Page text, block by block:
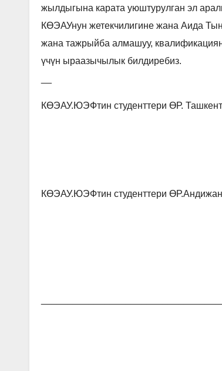
жылдыгына карата уюштурулган эл
КӨЭАУнун жетекчилигине жана Аида
жана тажрыйба алмашуу,
үчүн ыраазычылык билдиребиз.
КӨЭАУ.ЮЭФтин студенттери ӨР.
КӨЭАУ.ЮЭФтин студенттери